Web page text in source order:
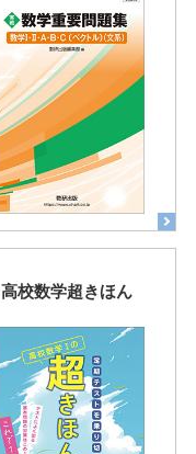
高校数学超きほん